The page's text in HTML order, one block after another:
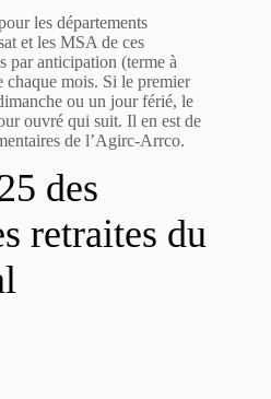
les départements
et les MSA de ces
par anticipation (terme à
mois. Si le premier
ou un jour férié, le
ouvré qui suit. Il en est de
de l’Agirc-Arrco.
des
retraites du